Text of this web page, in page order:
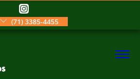
(71) 3385-4455